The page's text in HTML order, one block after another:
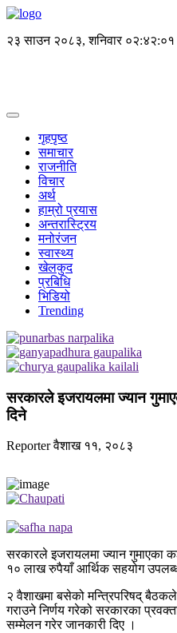
२३ साउन २०८३, शनिवार
गृहपृष्ठ
समाचार
राजनीति
विचार
अर्थ
हाम्रो प्रयास
अन्तरास्ट्रिय
मनोरंजन
स्वास्थ्य
खेलकुद
प्रबिधि
भिडियो
Trending
सरकारले इजरायलमा ज्यान
दिने
Reporterवैशाख ११, २०८३
सरकारले इजरायलमा ज्यान गुमाएका
१० लाख रुपैयाँ आर्थिक सहयोग
२ वैशाखमा बसेको मन्त्रिपरिषद्
गराउने निर्णय गरेको सरकारका
सम्मेलन गरेर जानकारी दिए ।